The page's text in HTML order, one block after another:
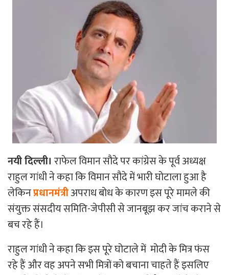
नयी दिल्ली। राफेल विमान सौदे पर कांग्रेस के पूर्व अध्यक्ष
राहुल गांधी ने कहा कि विमान सौदे में भारी घोटाला हुआ है
लेकिनप्रधानमंत्रीअपराध बोध के कारण इस पूरे मामले की
संयुक्त संसदीय समिति-जेपीसी से जानबूझ कर जांच कराने से
बच रहे हैं।
राहुल गांधी ने कहा कि इस पूरे घोटाले में मोदी के मित्र फंस
रहे हैं और वह अपने सभी मित्रों को बचाना चाहते हैं इसलिए